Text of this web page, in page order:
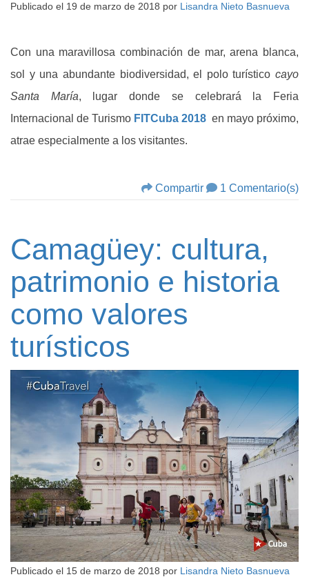
Publicado el 19 de marzo de 2018 por Lisandra Nieto Basnueva
Con una maravillosa combinación de mar, arena blanca,
sol y una abundante biodiversidad, el polo turístico cayo
Santa María, lugar donde se celebrará la Feria
Internacional de Turismo FITCuba 2018 en mayo próximo,
atrae especialmente a los visitantes.
Compartir 1 Comentario(s)
Camagüey: cultura,
patrimonio e historia
como valores
turísticos
Publicado el 15 de marzo de 2018 por Lisandra Nieto Basnueva